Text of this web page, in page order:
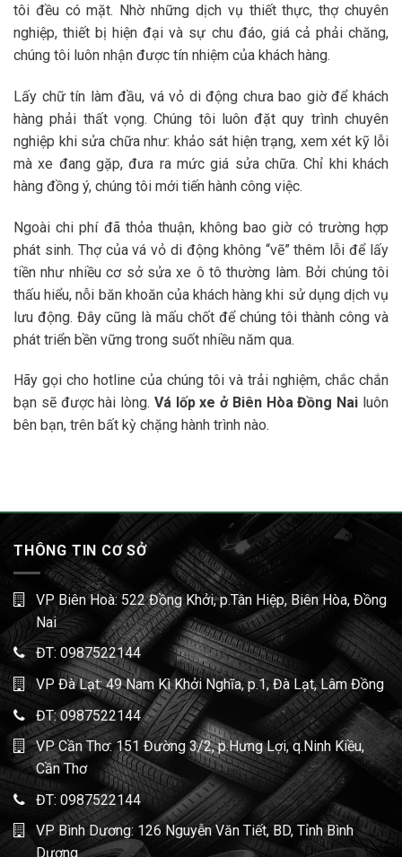
tôi đều có mặt. Nhờ những dịch vụ thiết thực, thợ chuyên
nghiệp, thiết bị hiện đại và sự chu đáo, giá cả phải chăng,
chúng tôi luôn nhận được tín nhiệm của khách hàng.
Lấy chữ tín làm đầu, vá vỏ di động chưa bao giờ để khách
hàng phải thất vọng. Chúng tôi luôn đặt quy trình chuyên
nghiệp khi sửa chữa như: khảo sát hiện trạng, xem xét kỹ lỗi
mà xe đang gặp, đưa ra mức giá sửa chữa. Chỉ khi khách
hàng đồng ý, chúng tôi mới tiến hành công việc.
Ngoài chi phí đã thỏa thuận, không bao giờ có trường hợp
phát sinh. Thợ của vá vỏ di động không “vẽ” thêm lỗi để lấy
tiền như nhiều cơ sở sửa xe ô tô thường làm. Bởi chúng tôi
thấu hiểu, nỗi băn khoăn của khách hàng khi sử dụng dịch vụ
lưu động. Đây cũng là mấu chốt để chúng tôi thành công và
phát triển bền vững trong suốt nhiều năm qua.
Hãy gọi cho hotline của chúng tôi và trải nghiệm, chắc chắn
bạn sẽ được hài lòng. Vá lốp xe ở Biên Hòa Đồng Nai luôn
bên bạn, trên bất kỳ chặng hành trình nào.
THÔNG TIN CƠ SỞ
VP Biên Hoà: 522 Đồng Khởi, p.Tân Hiệp, Biên Hòa, Đồng
Nai
ĐT: 0987522144
VP Đà Lạt: 49 Nam Kì Khởi Nghĩa, p.1, Đà Lạt, Lâm Đồng
ĐT:0987522144
VP Cần Thơ: 151 Đường 3/2, p.Hưng Lợi, q.Ninh Kiều,
Cần Thơ
ĐT: 0987522144
VP Bình Dương: 126 Nguyễn Văn Tiết, BD, Tỉnh Bình
Dương